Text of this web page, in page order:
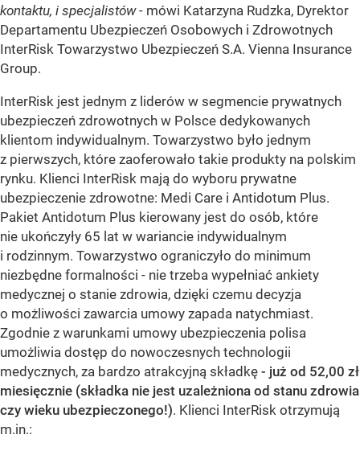
kontaktu, i specjalistów - mówi Katarzyna Rudzka, Dyrektor
Departamentu Ubezpieczeń Osobowych i Zdrowotnych
InterRisk Towarzystwo Ubezpieczeń S.A. Vienna Insurance
Group.
InterRisk jest jednym z liderów w segmencie prywatnych
ubezpieczeń zdrowotnych w Polsce dedykowanych
klientom indywidualnym. Towarzystwo było jednym
z pierwszych, które zaoferowało takie produkty na polskim
rynku. Klienci InterRisk mają do wyboru prywatne
ubezpieczenie zdrowotne: Medi Care i Antidotum Plus.
Pakiet Antidotum Plus kierowany jest do osób, które
nie ukończyły 65 lat w wariancie indywidualnym
i rodzinnym. Towarzystwo ograniczyło do minimum
niezbędne formalności - nie trzeba wypełniać ankiety
medycznej o stanie zdrowia, dzięki czemu decyzja
o możliwości zawarcia umowy zapada natychmiast.
Zgodnie z warunkami umowy ubezpieczenia polisa
umożliwia dostęp do nowoczesnych technologii
medycznych, za bardzo atrakcyjną składkę - już od 52,00 zł
miesięcznie (składka nie jest uzależniona od stanu zdrowia
czy wieku ubezpieczonego!). Klienci InterRisk otrzymują
m.in.: